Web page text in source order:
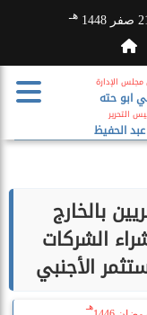
1448 هـ
الإدارة
ابو حته
التحرير
الحفيظ
بالخارج
الشركات
الأجنبي
هـ